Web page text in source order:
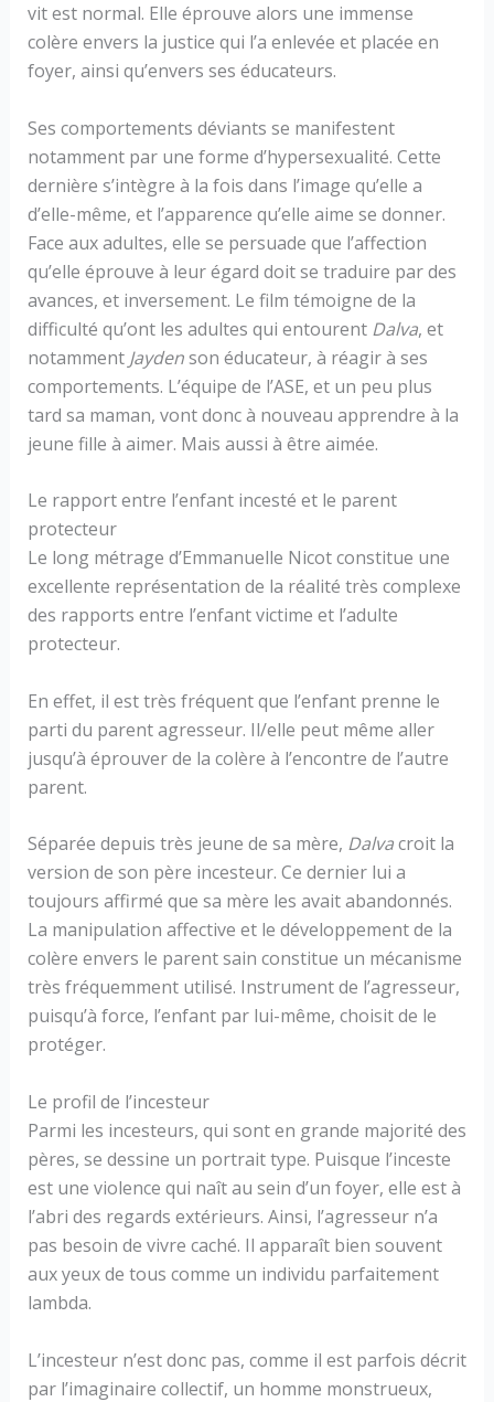
vit est normal. Elle éprouve alors une immense
colère envers la justice qui l’a enlevée et placée en
foyer, ainsi qu’envers ses éducateurs.
Ses comportements déviants se manifestent
notamment par une forme d’hypersexualité. Cette
dernière s’intègre à la fois dans l’image qu’elle a
d’elle-même, et l’apparence qu’elle aime se donner.
Face aux adultes, elle se persuade que l’affection
qu’elle éprouve à leur égard doit se traduire par des
avances, et inversement. Le film témoigne de la
difficulté qu’ont les adultes qui entourent Dalva, et
notamment Jaydenson éducateur, à réagir à ses
comportements. L’équipe de l’ASE, et un peu plus
tard sa maman, vont donc à nouveau apprendre à la
jeune fille à aimer. Mais aussi à être aimée.
Le rapport entre l’enfant incesté et le parent
protecteur
Le long métrage d’Emmanuelle Nicot constitue une
excellente représentation de la réalité très complexe
des rapports entre l’enfant victime et l’adulte
protecteur.
En effet, il est très fréquent que l’enfant prenne le
parti du parent agresseur. Il/elle peut même aller
jusqu’à éprouver de la colère à l’encontre de l’autre
parent.
Séparée depuis très jeune de sa mère, Dalvacroit la
version de son père incesteur. Ce dernier lui a
toujours affirmé que sa mère les avait abandonnés.
La manipulation affective et le développement de la
colère envers le parent sain constitue un mécanisme
très fréquemment utilisé. Instrument de l’agresseur,
puisqu’à force, l’enfant par lui-même, choisit de le
protéger.
Le profil de l’incesteur
Parmi les incesteurs, qui sont en grande majorité des
pères, se dessine un portrait type. Puisque l’inceste
est une violence qui naît au sein d’un foyer, elle est à
l’abri des regards extérieurs. Ainsi, l’agresseur n’a
pas besoin de vivre caché. Il apparaît bien souvent
aux yeux de tous comme un individu parfaitement
lambda.
L’incesteur n’est donc pas, comme il est parfois décrit
par l’imaginaire collectif, un homme monstrueux,